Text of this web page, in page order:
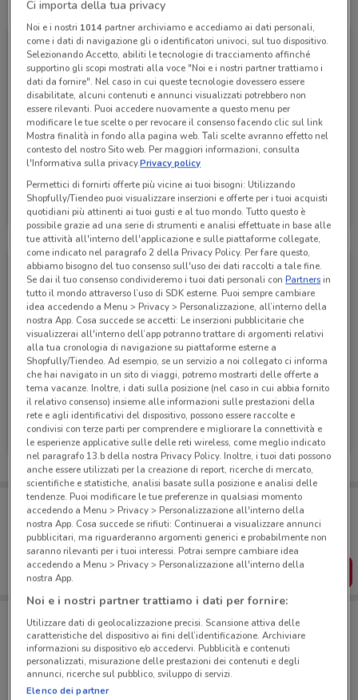
Fervi
Scade il 31/12
Fervi
Scade il 31/12 1.2 km
Fervi
Scade il 31/12 1.2 km
Porta DoveConviene sempre con te!
Puoi trovare le migliori offerte dei negozi vicino a te,
salvarle e creare la tua lista del risparmio, comodamente
dal tuo cellulare.
SCARICA L’APP
Negozi Fervi a Roma
Ci importa della tua privacy
Noi e i nostri 1014partner archiviamo e accediamo ai dati personali,
come i dati di navigazione gli o identificatori univoci, sul tuo dispositivo.
Selezionando Accetto, abiliti le tecnologie di tracciamento affinché
supportino gli scopi mostrati alla voce "Noi e i nostri partner trattiamo i
dati da fornire". Nel caso in cui queste tecnologie dovessero essere
disabilitate, alcuni contenuti e annunci visualizzati potrebbero non
essere rilevanti. Puoi accedere nuovamente a questo menu per
modificare le tue scelte o per revocare il consenso facendo clic sul link
Mostra finalità in fondo alla pagina web. Tali scelte avranno effetto nel
contesto del nostro Sito web. Per maggiori informazioni, consulta
l'Informativa sulla privacy.Privacy policy
Permettici di fornirti offerte più vicine ai tuoi bisogni: Utilizzando
Shopfully/Tiendeo puoi visualizzare inserzioni e offerte per i tuoi acquisti
quotidiani più attinenti ai tuoi gusti e al tuo mondo. Tutto questo è
possibile grazie ad una serie di strumenti e analisi effettuate in base alle
tue attività all'interno dell'applicazione e sulle piattaforme collegate,
come indicato nel paragrafo 2 della Privacy Policy. Per fare questo,
abbiamo bisogno del tuo consenso sull'uso dei dati raccolti a tale fine.
Se dai il tuo consenso condivideremo i tuoi dati personali conPartnersin
tutto il mondo attraverso l’uso di SDK esterne. Puoi sempre cambiare
idea accedendo a Menu > Privacy > Personalizzazione, all’interno della
nostra App. Cosa succede se accetti: Le inserzioni pubblicitarie che
visualizzerai all'interno dell’app potranno trattare di argomenti relativi
alla tua cronologia di navigazione su piattaforme esterne a
Shopfully/Tiendeo. Ad esempio, se un servizio a noi collegato ci informa
che hai navigato in un sito di viaggi, potremo mostrarti delle offerte a
tema vacanze. Inoltre, i dati sulla posizione (nel caso in cui abbia fornito
il relativo consenso) insieme alle informazioni sulle prestazioni della
rete e agli identificativi del dispositivo, possono essere raccolte e
condivisi con terze parti per comprendere e migliorare la connettività e
le esperienze applicative sulle delle reti wireless, come meglio indicato
nel paragrafo 13.b della nostra Privacy Policy. Inoltre, i tuoi dati possono
anche essere utilizzati per la creazione di report, ricerche di mercato,
scientifiche e statistiche, analisi basate sulla posizione e analisi delle
tendenze. Puoi modificare le tue preferenze in qualsiasi momento
accedendo a Menu > Privacy > Personalizzazione all'interno della
nostra App. Cosa succede se rifiuti: Continuerai a visualizzare annunci
pubblicitari, ma riguarderanno argomenti generici e probabilmente non
saranno rilevanti per i tuoi interessi. Potrai sempre cambiare idea
accedendo a Menu > Privacy > Personalizzazione all'interno della
nostra App.
Noi e i nostri partner trattiamo i dati per fornire:
Utilizzare dati di geolocalizzazione precisi. Scansione attiva delle
caratteristiche del dispositivo ai fini dell’identificazione. Archiviare
informazioni su dispositivo e/o accedervi. Pubblicità e contenuti
personalizzati, misurazione delle prestazioni dei contenuti e degli
annunci, ricerche sul pubblico, sviluppo di servizi.
Elenco dei partner